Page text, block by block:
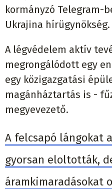
kormányzó Telegram-
Ukrajina hírügynökség.
A légvédelem aktív
megrongálódott egy
egy közigazgatási
magánháztartás is -
megyevezető.
A felcsapó lángokat
gyorsan eloltották,
áramkimaradásokat